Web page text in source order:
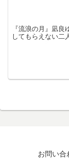
『流浪の月』凪
してもらえない二
お問い合